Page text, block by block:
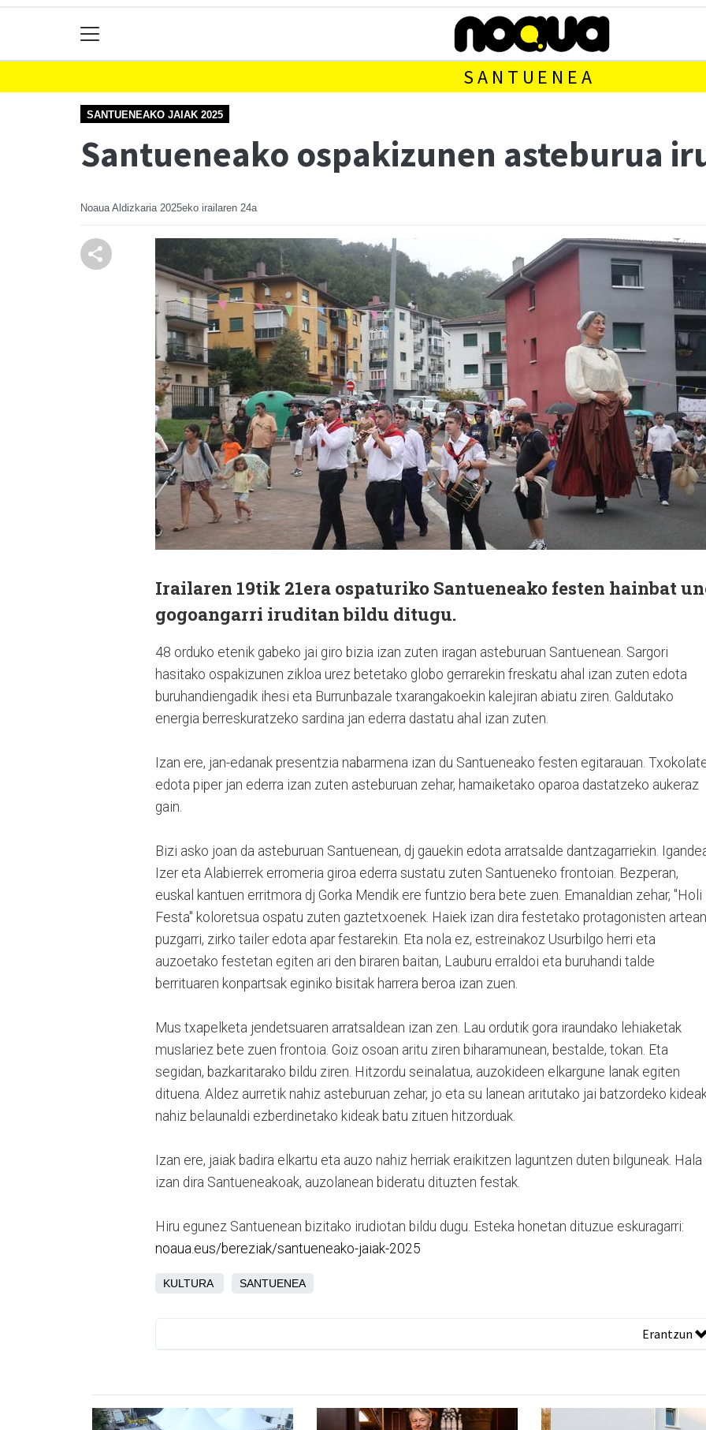
SANTUENEA
SANTUENEAKO JAIAK 2025
Santueneako ospakizunen asteburua
Noaua Aldizkaria 2025eko irailaren 24a
Irailaren 19tik 21era ospaturiko Santueneako festen hainbat
gogoangarri iruditan bildu ditugu.
48 orduko etenik gabeko jai giro bizia izan zuten iragan asteburuan Santuenean. Sargori
hasitako ospakizunen zikloa urez betetako globo gerrarekin freskatu ahal izan zuten edota
buruhandiengadik ihesi eta Burrunbazale txarangakoekin kalejiran abiatu ziren. Galdutako
energia berreskuratzeko sardina jan ederra dastatu ahal izan zuten.
Izan ere, jan-edanak presentzia nabarmena izan du Santueneako festen egitarauan.
edota piper jan ederra izan zuten asteburuan zehar, hamaiketako oparoa dastatzeko aukeraz
gain.
Bizi asko joan da asteburuan Santuenean, dj gauekin edota arratsalde dantzagarriekin.
Izer eta Alabierrek erromeria giroa ederra sustatu zuten Santueneko frontoian. Bezperan,
euskal kantuen erritmora dj Gorka Mendik ere funtzio bera bete zuen. Emanaldian zehar, "Holi
Festa" koloretsua ospatu zuten gaztetxoenek. Haiek izan dira festetako protagonisten
puzgarri, zirko tailer edota apar festarekin. Eta nola ez, estreinakoz Usurbilgo herri eta
auzoetako festetan egiten ari den biraren baitan, Lauburu erraldoi eta buruhandi talde
berrituaren konpartsak eginiko bisitak harrera beroa izan zuen.
Mus txapelketa jendetsuaren arratsaldean izan zen. Lau ordutik gora iraundako lehiaketak
muslariez bete zuen frontoia. Goiz osoan aritu ziren biharamunean, bestalde, tokan. Eta
segidan, bazkaritarako bildu ziren. Hitzordu seinalatua, auzokideen elkargune lanak egiten
dituena. Aldez aurretik nahiz asteburuan zehar, jo eta su lanean aritutako jai batzordeko
nahiz belaunaldi ezberdinetako kideak batu zituen hitzorduak.
Izan ere, jaiak badira elkartu eta auzo nahiz herriak eraikitzen laguntzen duten bilguneak. Hala
izan dira Santueneakoak, auzolanean bideratu dituzten festak.
Hiru egunez Santuenean bizitako irudiotan bildu dugu. Esteka honetan dituzue eskuragarri:
noaua.eus/bereziak/santueneako-jaiak-2025
KULTURA SANTUENEA
Erantzun